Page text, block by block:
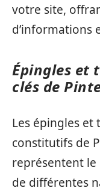
votre site,
d’informations
Épingles et
clés de
Les épingles et
constitutifs de
représentent
de différentes